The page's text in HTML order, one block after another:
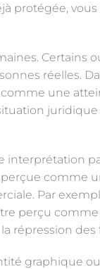
protégée,
Certains
réelles.
une
interprétation
comme
Par
perçu
répression des
graphique